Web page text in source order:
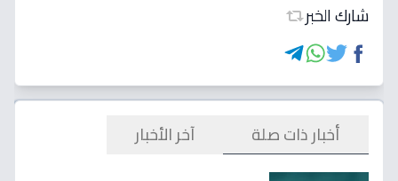
شارك الخبر
أخبار ذات صلة آخر الأخبار